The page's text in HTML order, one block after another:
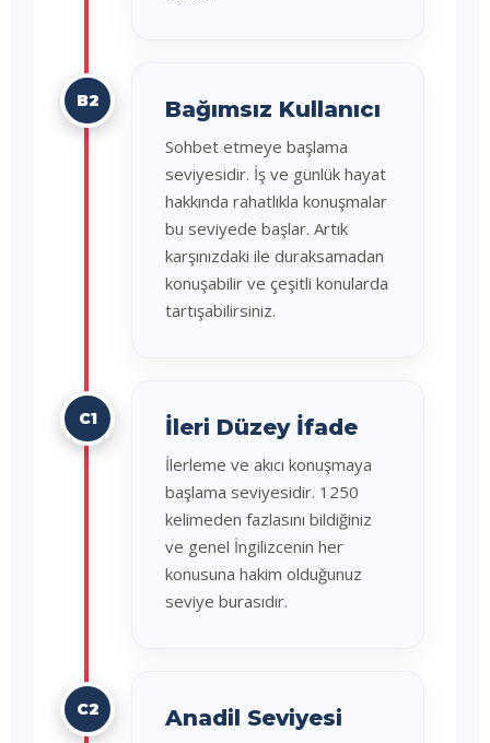
B2 Bağımsız Kullanıcı
Sohbet etmeye başlama
seviyesidir. İş ve günlük hayat
hakkında rahatlıkla konuşmalar
bu seviyede başlar. Artık
karşınızdaki ile duraksamadan
konuşabilir ve çeşitli konularda
tartışabilirsiniz.
C1 İleri Düzey İfade
İlerleme ve akıcı konuşmaya
başlama seviyesidir. 1250
kelimeden fazlasını bildiğiniz
ve genel İngilizcenin her
konusuna hakim olduğunuz
seviye burasıdır.
C2 Anadil Seviyesi